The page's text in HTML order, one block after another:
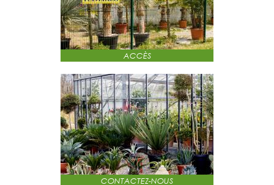
ACCÈS
CONTACTEZ-NOUS